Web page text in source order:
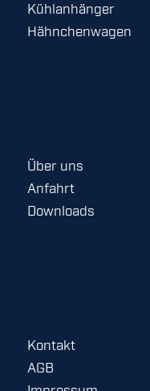
Kühlanhänger
Hähnchenwagen
Über uns
Anfahrt
Downloads
Kontakt
AGB